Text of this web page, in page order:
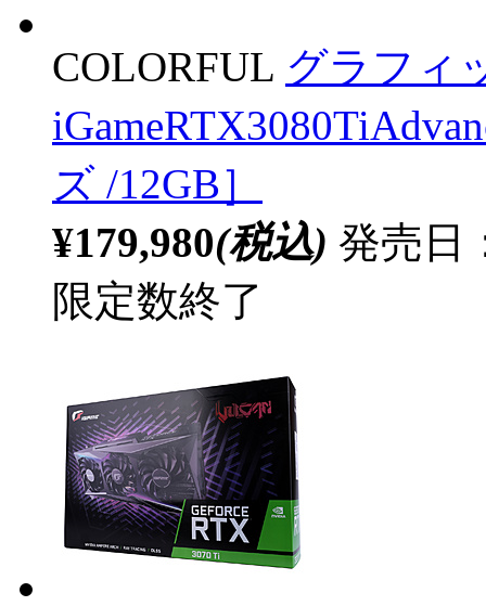
COLORFUL グラフィ
ズ /12GB］
¥179,980(税込) 発売日
限定数終了